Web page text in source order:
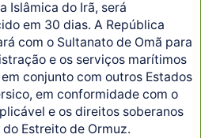
Islâmica do Irã, será
em 30 dias. A República
com o Sultanato de Omã para
e os serviços marítimos
conjunto com outros Estados
em conformidade com o
e os direitos soberanos
Estreito de Ormuz.